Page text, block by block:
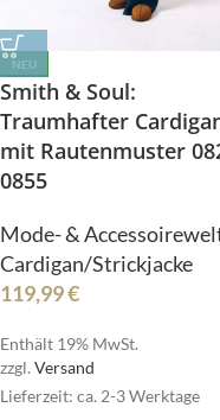
NEU
Smith & Soul:
Traumhafter
mit Rautenmuster
0855
Mode- &
Cardigan/Strickjacke
119,99€
Enthält 19% MwSt.
zzgl. Versand
Lieferzeit: ca. 2-3 Werktage